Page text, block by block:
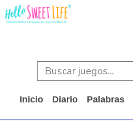
Inicio Diario Palabras